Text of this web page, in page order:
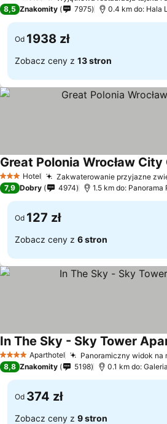
8,5 Znakomity 7975 0.4 km do: Hala
Od 1938 zł
Zobacz ceny z 13 stron
3 Kategoria
Hotel Zakwaterowanie przyjazne
Great Polonia Wrocław
7,9 Dobry 4974 1.5 km do: Panorama
Od 127 zł
Zobacz ceny z 6 stron
4 KategoriaAparthotel Panoramiczny widok na
In The Sky - Sky Tower
8,8 Znakomity 5198 0.1 km do:
Od 374 zł
Zobacz ceny z 9 stron